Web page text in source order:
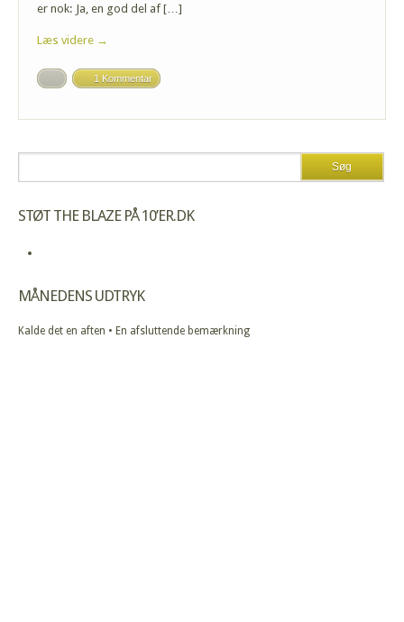
er nok: Ja, en god del af […]
Læs videre →
1 Kommentar
STØT THE BLAZE PÅ 10’ER.DK
MÅNEDENS UDTRYK
Kalde det en aften • En afsluttende bemærkning